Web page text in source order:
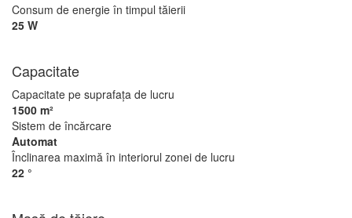
Consum de energie în timpul tăierii
25 W
Capacitate
Capacitate pe suprafaţa de lucru
1500 m²
Sistem de încărcare
Automat
Înclinarea maximă în interiorul zonei de lucru
22 °